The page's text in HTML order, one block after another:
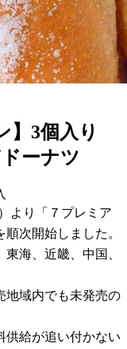
】3個入り
ーナツ
より「７プレミア
次開始しました。
海、近畿、中国、
地域内でも未発売の
給が追い付かない